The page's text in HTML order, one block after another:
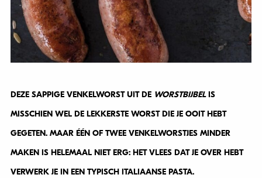
DEZE SAPPIGE VENKELWORST UIT DE WORSTBIJBELIS
MISSCHIEN WEL DE LEKKERSTE WORST DIE JE OOIT HEBT
GEGETEN. MAAR ÉÉN OF TWEE VENKELWORSTJES MINDER
MAKEN IS HELEMAAL NIET ERG: HET VLEES DAT JE OVER HEBT
VERWERK JE IN EEN TYPISCH ITALIAANSE PASTA.